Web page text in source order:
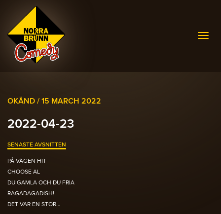
OKÄND / 15 MARCH 2022
2022-04-23
SENASTE AVSNITTEN
PÅ VÄGEN HIT
CHOOSE AL
DU GAMLA OCH DU FRIA
RAGADAGADISH!
DET VAR EN STOR…